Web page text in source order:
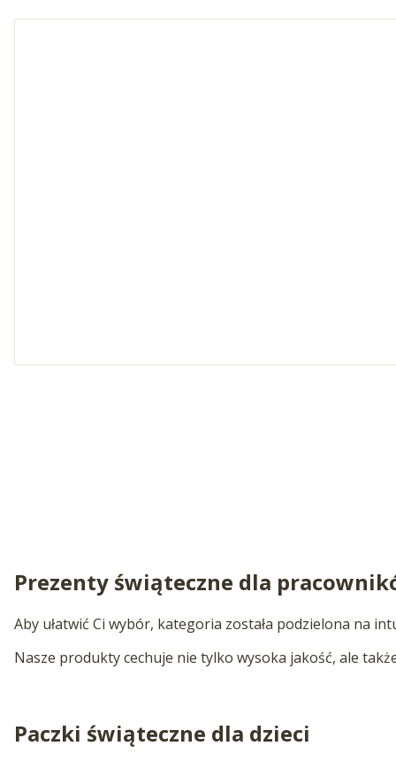
Prezenty świąteczne dla
Aby ułatwić Ci wybór, kategoria została podzielona na
Nasze produkty cechuje nie tylko wysoka jakość, ale
Paczki świąteczne dla dzieci